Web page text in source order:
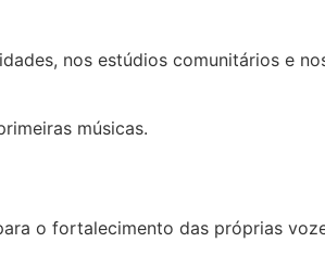
nos estúdios comunitários e
músicas.
o fortalecimento das próprias